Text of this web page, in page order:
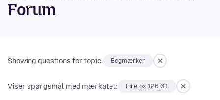
Forum
Showing questions for topic: Bogmærker
Viser spørgsmål med mærkatet: Firefox 126.0.1